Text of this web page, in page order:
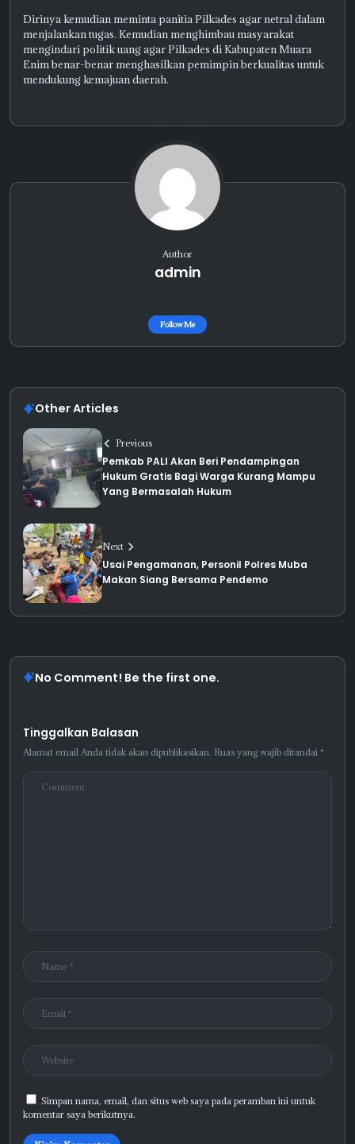
Dirinya kemudian meminta panitia Pilkades agar netral dalam
menjalankan tugas. Kemudian menghimbau masyarakat
mengindari politik uang agar Pilkades di Kabupaten Muara
Enim benar-benar menghasilkan pemimpin berkualitas untuk
mendukung kemajuan daerah.
Author
admin
Follow Me
Other Articles
Previous
Pemkab PALI Akan Beri Pendampingan
Hukum Gratis Bagi Warga Kurang Mampu
Yang Bermasalah Hukum
Next
Usai Pengamanan, Personil Polres Muba
Makan Siang Bersama Pendemo
No Comment! Be the first one.
Tinggalkan Balasan
Alamat email Anda tidak akan dipublikasikan. Ruas yang wajib ditandai *
Simpan nama, email, dan situs web saya pada peramban ini untuk
komentar saya berikutnya.